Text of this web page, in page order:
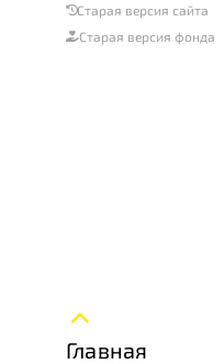
Старая версия сайта
Старая версия фонда
Главная